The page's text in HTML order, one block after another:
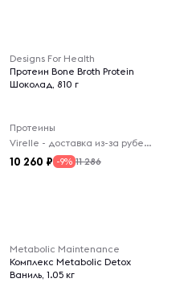
Designs For Health
Протеин Bone Broth Protein
Шоколад, 810 г
Протеины
Virelle - доставка из-за рубежа
10 260 -9% 11 286
Metabolic Maintenance
Комплекс Metabolic Detox
Ваниль, 1.05 кг